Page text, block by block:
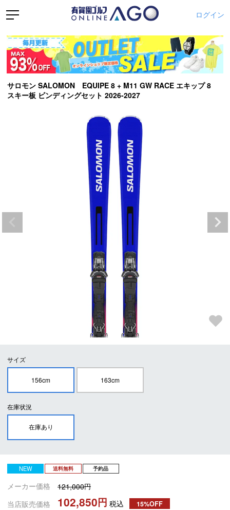
ログイン
サロモン SALOMON EQUIPE 8 + M11 GW RACE エキップ 8
スキー板 ビンディングセット 2026-2027
サイズ
156cm 163cm
在庫状況
在庫あり
NEW 送料無料 予約品
メーカー価格
121,000
当店販売価格
102,850 税込 15%OFF